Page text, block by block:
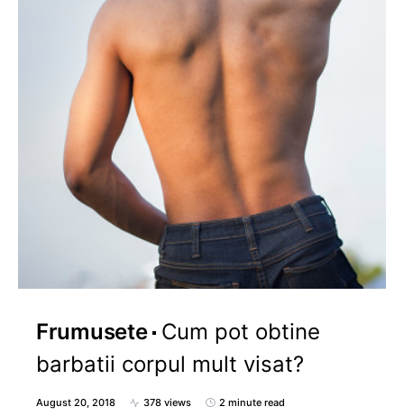
Frumusete Cum pot obtine
barbatii corpul mult visat?
August 20, 2018 378 views 2 minute read